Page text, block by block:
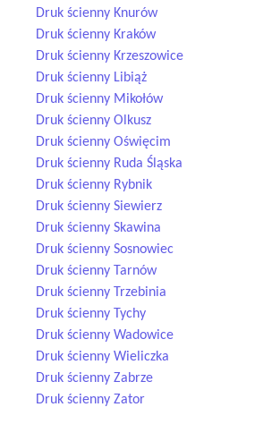
Druk ścienny Knurów
Druk ścienny Kraków
Druk ścienny Krzeszowice
Druk ścienny Libiąż
Druk ścienny Mikołów
Druk ścienny Olkusz
Druk ścienny Oświęcim
Druk ścienny Ruda Śląska
Druk ścienny Rybnik
Druk ścienny Siewierz
Druk ścienny Skawina
Druk ścienny Sosnowiec
Druk ścienny Tarnów
Druk ścienny Trzebinia
Druk ścienny Tychy
Druk ścienny Wadowice
Druk ścienny Wieliczka
Druk ścienny Zabrze
Druk ścienny Zator